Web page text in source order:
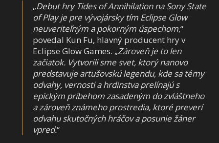
„Debut hry Tides of Annihilation na Sony State
of Play je pre vývojársky tím Eclipse Glow
neuveriteľným a pokorným úspechom,“
povedal Kun Fu, hlavný producent hry v
Eclipse Glow Games. „Zároveň je to len
začiatok. Vytvorili sme svet, ktorý nanovo
predstavuje artušovskú legendu, kde sa témy
odvahy, vernosti a hrdinstva prelínajú s
epickým príbehom zasadeným do zvláštneho
a zároveň známeho prostredia, ktoré preverí
odvahu skutočných hráčov a posunie žáner
vpred.“